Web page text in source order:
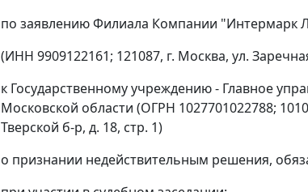
по заявлению Филиала Компании "Интермарк
(ИНН 9909122161; 121087, г. Москва, ул.
к Государственному учреждению - Главное
Московской области (ОГРН 1027701022788;
Тверской б-р, д. 18, стр. 1)
о признании недействительным решения,